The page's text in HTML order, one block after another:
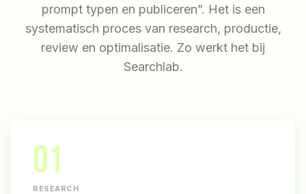
prompt typen en publiceren”. Het is een
systematisch proces van research, productie,
review en optimalisatie. Zo werkt het bij
Searchlab.
01
RESEARCH